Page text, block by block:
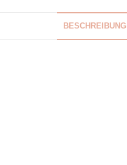
BESCHREIBUNG